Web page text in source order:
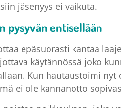
jäsenyys ei vaikuta.
pysyvän entisellään
epäsuorasti kantaa
käytännössä joko
Kun hautaustoimi
ei ole kannanotto